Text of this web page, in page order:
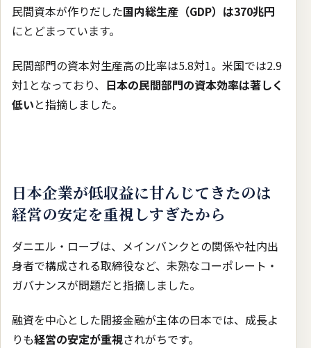
民間資本が作りだした国内総生産（GDP）は370兆円
にとどまっています。
民間部門の資本対生産高の比率は5.8対1。米国では2.9
対1となっており、 日本の民間部門の資本効率は著しく
低いと指摘しました。
日本企業が低収益に甘んじてきたのは
経営の安定を重視しすぎたから
ダニエル・ローブは、メインバンクとの関係や社内出
身者で構成される取締役など、未熟なコーポレート・
ガバナンスが問題だと指摘しました。
融資を中心とした間接金融が主体の日本では、成長よ
りも経営の安定が重視されがちです。